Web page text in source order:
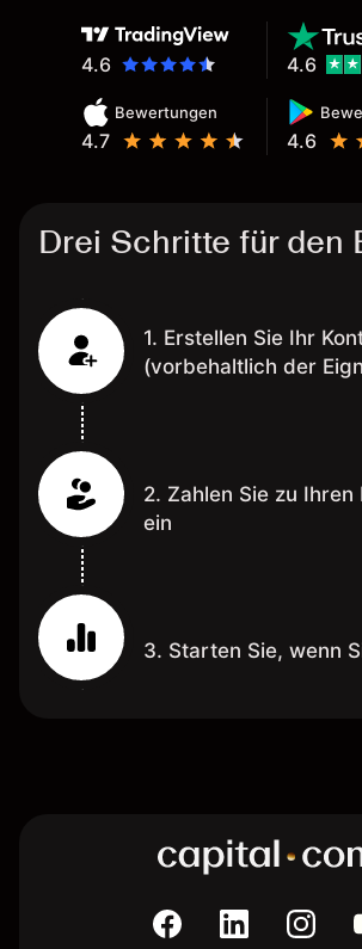
4.6
Bewertungen
4.7 4.6
4.6
Drei Schritte für den
1. Erstellen Sie Ihr
(vorbehaltlich der
2. Zahlen Sie zu Ihren
ein
3. Starten Sie, wenn